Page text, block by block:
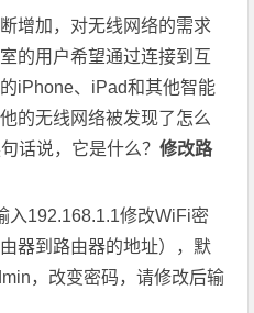
增加，对无线网络的需求
的用户希望通过连接到互
iPhone、iPad和其他智能
的无线网络被发现了怎么
话说，它是什么？修改路
入192.168.1.1修改WiFi密
器到路由器的地址），默
，改变密码，请修改后输